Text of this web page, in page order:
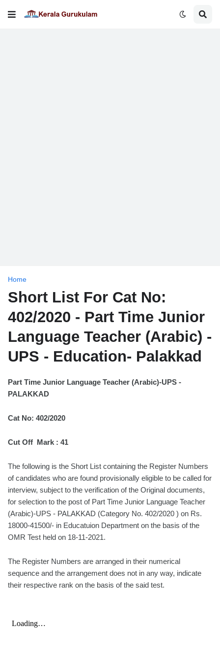
Home
Short List For Cat No:
402/2020 - Part Time Junior
Language Teacher (Arabic) -
UPS - Education- Palakkad
Part Time Junior Language Teacher (Arabic)-UPS -
PALAKKAD
Cat No: 402/2020
Cut Off Mark : 41
The following is the Short List containing the Register Numbers
of candidates who are found provisionally eligible to be called for
interview, subject to the verification of the Original documents,
for selection to the post of Part Time Junior Language Teacher
(Arabic)-UPS - PALAKKAD (Category No. 402/2020 ) on Rs.
18000-41500/- in Educatuion Department on the basis of the
OMR Test held on 18-11-2021.
The Register Numbers are arranged in their numerical
sequence and the arrangement does not in any way, indicate
their respective rank on the basis of the said test.